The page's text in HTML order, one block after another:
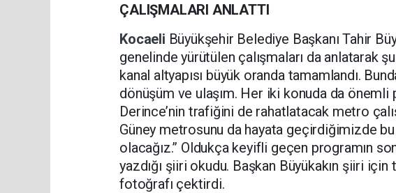
ÇALIŞMALARI ANLATTI
Kocaeli Büyükşehir Belediye Başkanı Tahir
genelinde yürütülen çalışmaları da anlatarak
kanal altyapısı büyük oranda tamamlandı.
dönüşüm ve ulaşım. Her iki konuda da
Derince’nin trafiğini de rahatlatacak metro
Güney metrosunu da hayata geçirdiğimizde
olacağız.” Oldukça keyifli geçen programın
yazdığı şiiri okudu. Başkan Büyükakın şiiri
fotoğrafı çektirdi.